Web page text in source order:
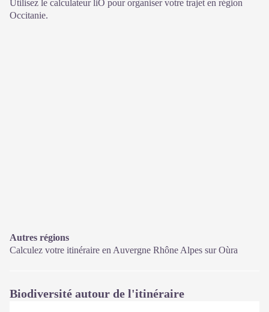
Utilisez le calculateur liO pour organiser votre trajet en région
Occitanie.
Autres régions
Calculez votre itinéraire en Auvergne Rhône Alpes surOùra
Biodiversité autour de l'itinéraire